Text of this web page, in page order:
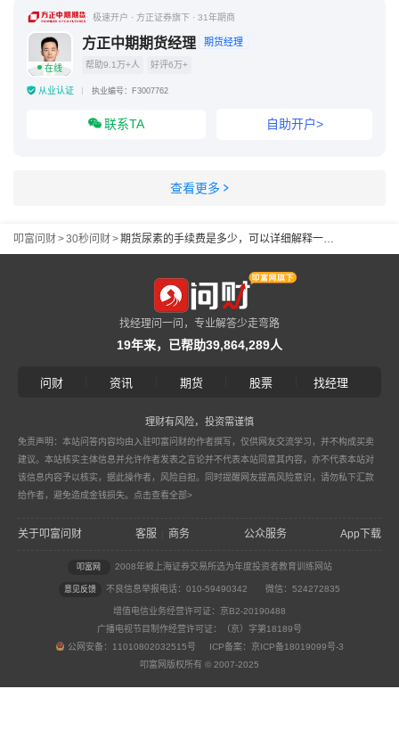
极速开户 · 方正证券旗下 · 31年期商
在线
方正中期期货经理 期货经理
帮助9.1万+人 好评6万+
从业认证 执业编号：F3007762
联系TA 自助开户>
查看更多
叩富问财>30秒问财> 期货尿素的手续费是多少，可以详细解释一下吗
找经理问一问，专业解答少走弯路
19年来，已帮助39,864,289人
问财 资讯 期货 股票 找经理
理财有风险，投资需谨慎
免责声明：本站问答内容均由入驻叩富问财的作者撰写，仅供网友交流学习，并不构成买卖
建议。本站核实主体信息并允许作者发表之言论并不代表本站同意其内容，亦不代表本站对
该信息内容予以核实，据此操作者，风险自担。同时提醒网友提高风险意识，请勿私下汇款
给作者，避免造成金钱损失。 点击查看全部>
关于叩富问财 客服 商务 公众服务 App下载
叩富网 2008年被上海证券交易所选为年度投资者教育训练网站
意见反馈 不良信息举报电话：010-59490342 微信：524272835
增值电信业务经营许可证：京B2-20190488
广播电视节目制作经营许可证：（京）字第18189号
公网安备：11010802032515号 ICP备案：京ICP备18019099号-3
叩富网版权所有 © 2007-2025